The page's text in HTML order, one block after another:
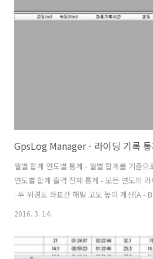
기와 동일하다 연도-월 방식으로 표시하면
GpsLog Manager - 라이딩 기록 통
월별 합계 연도별 통계 - 월별 합계를 기준
연도별 합계 출력 전체 통계 - 모든 연도의
: 두 위경도 좌표간 해발 고도 높이 계산(A -
표간 해발 고도 낮이 계산(B - A)칼로리(kcal)
균속도별 칼로리소모량 X 운동시간(분
량이 달라지지만 여기서는 평지를 기준으로
2016. 3. 14.